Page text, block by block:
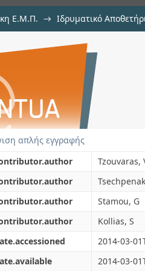
Ε.Μ.Π. → Ιδρυματικό
of
απλής εγγραφής
Tzouvaras,
Stamou, G
Kollias, S
2014-03-
2014-03-